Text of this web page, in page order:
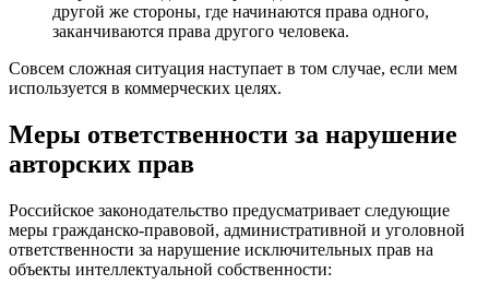
другой же стороны, где начинаются права одного,
заканчиваются права другого человека.
Совсем сложная ситуация наступает в том случае, если мем
используется в коммерческих целях.
Меры ответственности за нарушение
авторских прав
Российское законодательство предусматривает следующие
меры гражданско-правовой, административной и уголовной
ответственности за нарушение исключительных прав на
объекты интеллектуальной собственности: